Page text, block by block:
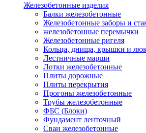
Железобетонные изделия
Балки железобетонные
Железобетонные заборы и
железобетонные перемычки
Железобетонные ригеля
Кольца, днища, крышки и
Лестничные марши
Лотки железобетонные
Плиты дорожные
Плиты перекрытия
Прогоны железобетонные
Трубы железобетонные
ФБС (Блоки)
Фундамент ленточный
Сваи железобетонные